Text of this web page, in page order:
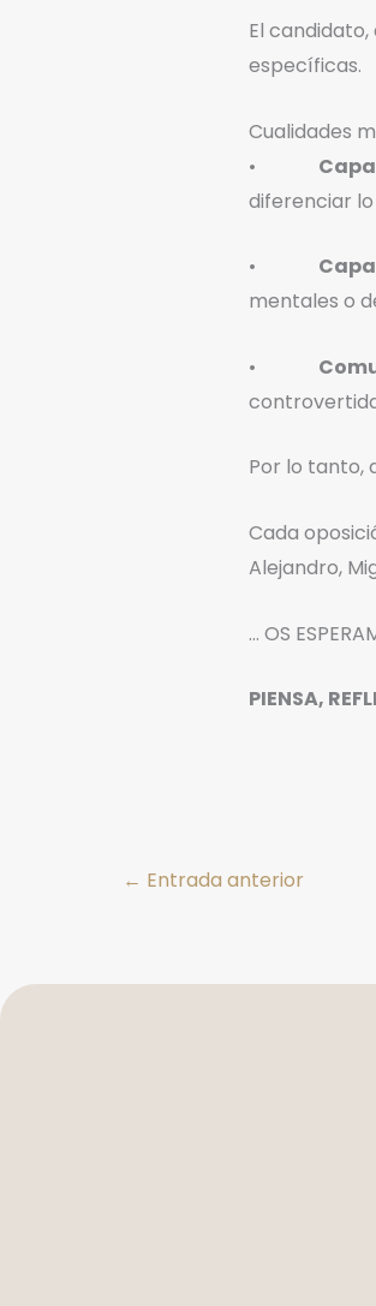
El
específicas.
Cualidades
•
diferenciar
•
mentales o
•
Por lo tanto,
Cada
Alejandro,
… OS
PIENSA,
← Entrada anterior